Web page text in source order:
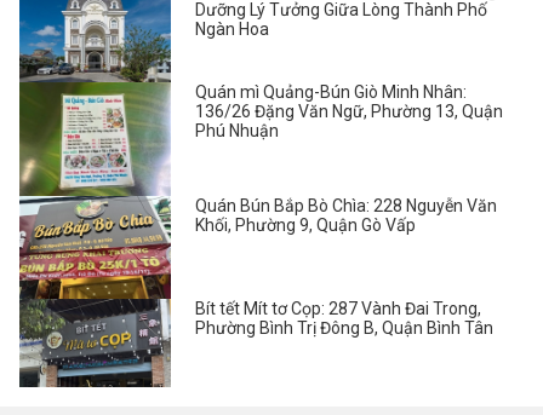
Dưỡng Lý Tưởng Giữa Lòng Thành Phố
Ngàn Hoa
Quán mì Quảng-Bún Giò Minh Nhân:
136/26 Đặng Văn Ngữ, Phường 13, Quận
Phú Nhuận
Quán Bún Bắp Bò Chìa: 228 Nguyễn Văn
Khối, Phường 9, Quận Gò Vấp
Bít tết Mít tơ Cọp: 287 Vành Đai Trong,
Phường Bình Trị Đông B, Quận Bình Tân